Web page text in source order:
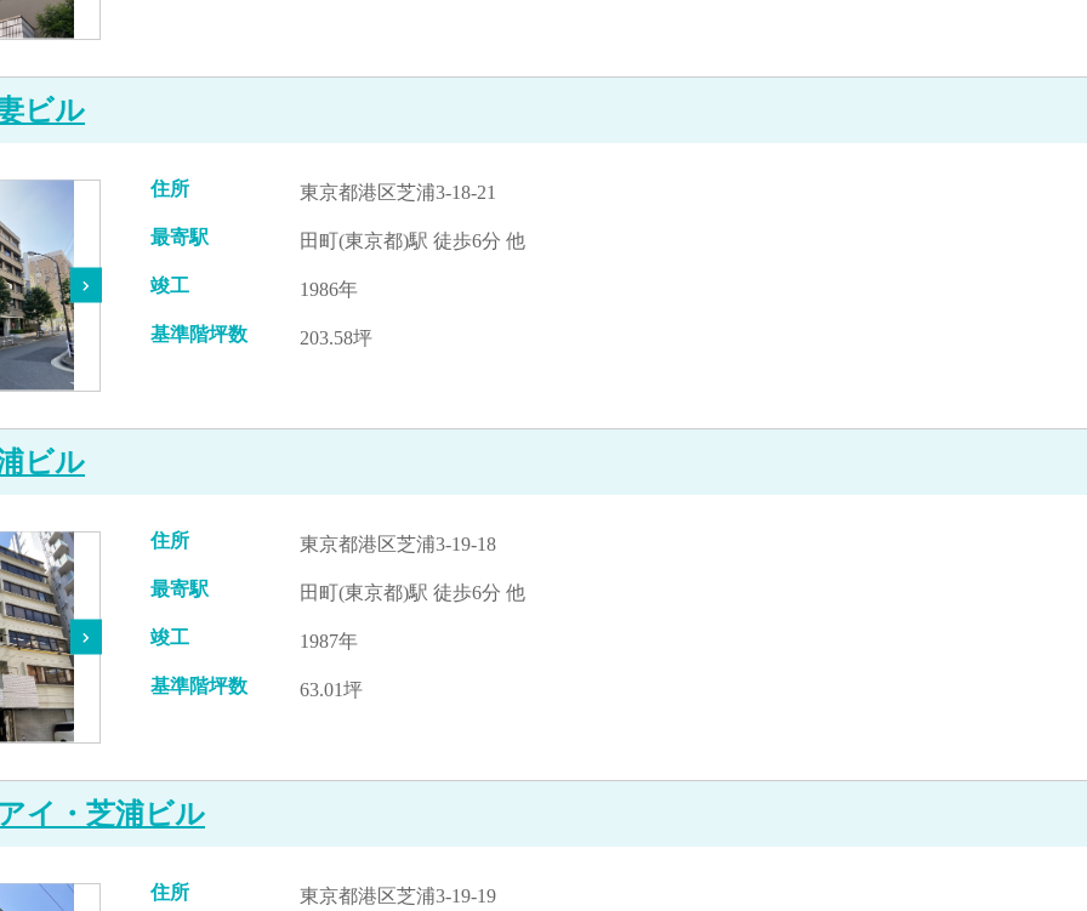
ビル
住所 東京都港区芝浦3-18-21
最寄駅 田町(東京都)駅 徒歩6分 他
竣工 1986年
基準階坪数 203.58坪
ビル
住所 東京都港区芝浦3-19-18
最寄駅 田町(東京都)駅 徒歩6分 他
竣工 1987年
基準階坪数 63.01坪
イ・芝浦ビル
住所 東京都港区芝浦3-19-19